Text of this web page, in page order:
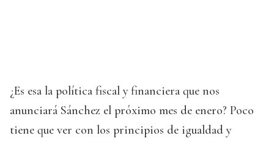
¿Es esa la política fiscal y financiera que nos
anunciará Sánchez el próximo mes de enero? Poco
tiene que ver con los principios de igualdad y